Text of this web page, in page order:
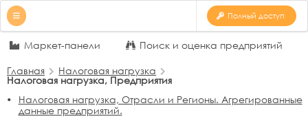
Полный доступ
Маркет-панели
Поиск и оценка предприятий
Главная
Налоговая нагрузка
Налоговая нагрузка, Предприятия
Налоговая нагрузка, Отрасли и Регионы. Агрегированные
данные предприятий.